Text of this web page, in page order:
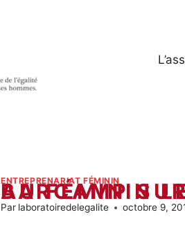
ENTREPRENARIAT FÉMININ
BARCAMP SUR
Par laboratoiredelegalite octobre 9,